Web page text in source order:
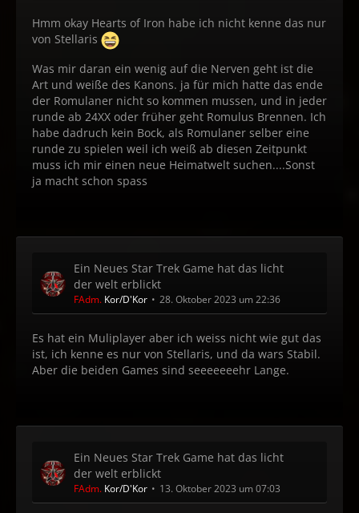
Hmm okay Hearts of Iron habe ich nicht kenne das nur
von Stellaris
Was mir daran ein wenig auf die Nerven geht ist die
Art und weiße des Kanons. ja für mich hatte das ende
der Romulaner nicht so kommen mussen, und in jeder
runde ab 24XX oder früher geht Romulus Brennen. Ich
habe dadruch kein Bock, als Romulaner selber eine
runde zu spielen weil ich weiß ab diesen Zeitpunkt
muss ich mir einen neue Heimatwelt suchen....Sonst
ja macht schon spass
Ein Neues Star Trek Game hat das licht
der welt erblickt
FAdm. Kor/D'Kor 28. Oktober 2023 um 22:36
Es hat ein Muliplayer aber ich weiss nicht wie gut das
ist, ich kenne es nur von Stellaris, und da wars Stabil.
Aber die beiden Games sind seeeeeeehr Lange.
Ein Neues Star Trek Game hat das licht
der welt erblickt
FAdm. Kor/D'Kor 13. Oktober 2023 um 07:03